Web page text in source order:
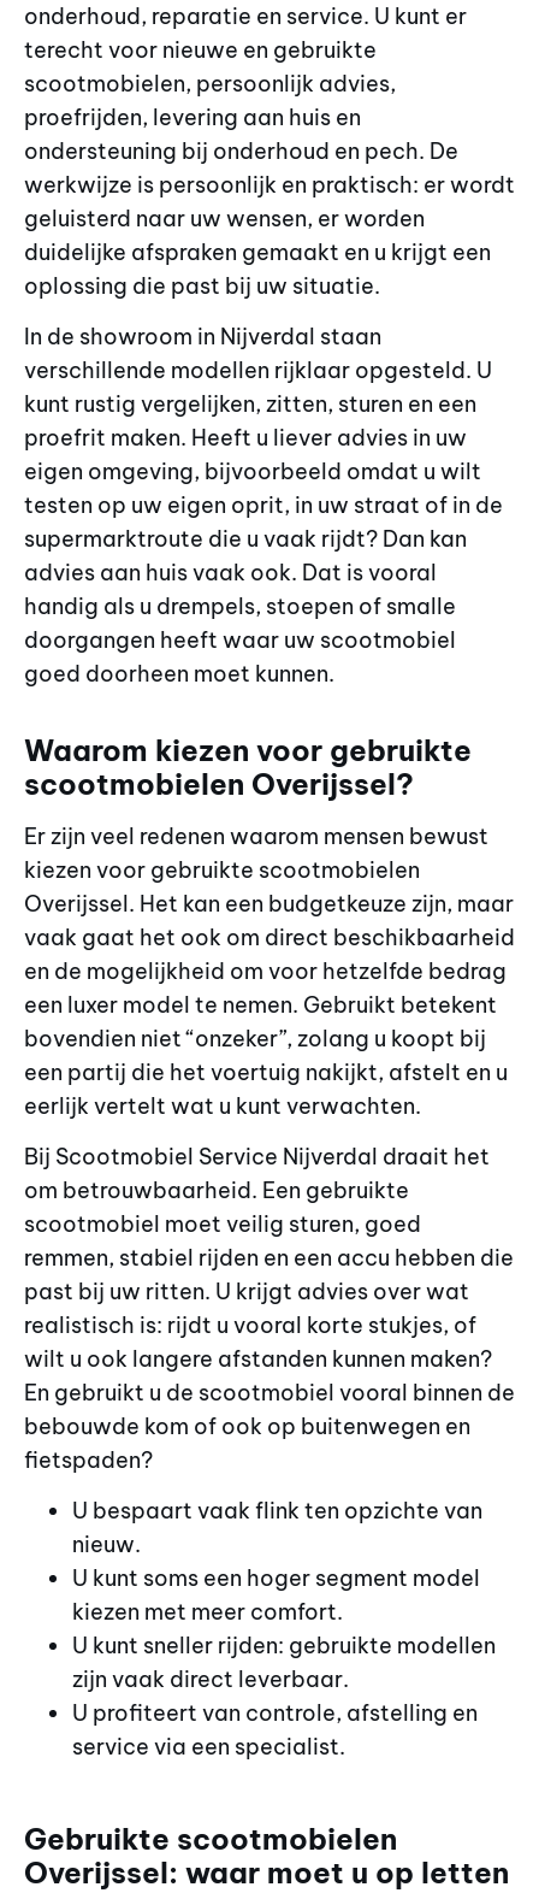
onderhoud, reparatie en service. U kunt er
terecht voor nieuwe en gebruikte
scootmobielen, persoonlijk advies,
proefrijden, levering aan huis en
ondersteuning bij onderhoud en pech. De
werkwijze is persoonlijk en praktisch: er wordt
geluisterd naar uw wensen, er worden
duidelijke afspraken gemaakt en u krijgt een
oplossing die past bij uw situatie.
In de showroom in Nijverdal staan
verschillende modellen rijklaar opgesteld. U
kunt rustig vergelijken, zitten, sturen en een
proefrit maken. Heeft u liever advies in uw
eigen omgeving, bijvoorbeeld omdat u wilt
testen op uw eigen oprit, in uw straat of in de
supermarktroute die u vaak rijdt? Dan kan
advies aan huis vaak ook. Dat is vooral
handig als u drempels, stoepen of smalle
doorgangen heeft waar uw scootmobiel
goed doorheen moet kunnen.
Waarom kiezen voor gebruikte
scootmobielen Overijssel?
Er zijn veel redenen waarom mensen bewust
kiezen voor gebruikte scootmobielen
Overijssel. Het kan een budgetkeuze zijn, maar
vaak gaat het ook om direct beschikbaarheid
en de mogelijkheid om voor hetzelfde bedrag
een luxer model te nemen. Gebruikt betekent
bovendien niet “onzeker”, zolang u koopt bij
een partij die het voertuig nakijkt, afstelt en u
eerlijk vertelt wat u kunt verwachten.
Bij Scootmobiel Service Nijverdal draait het
om betrouwbaarheid. Een gebruikte
scootmobiel moet veilig sturen, goed
remmen, stabiel rijden en een accu hebben die
past bij uw ritten. U krijgt advies over wat
realistisch is: rijdt u vooral korte stukjes, of
wilt u ook langere afstanden kunnen maken?
En gebruikt u de scootmobiel vooral binnen de
bebouwde kom of ook op buitenwegen en
fietspaden?
U bespaart vaak flink ten opzichte van
nieuw.
U kunt soms een hoger segment model
kiezen met meer comfort.
U kunt sneller rijden: gebruikte modellen
zijn vaak direct leverbaar.
U profiteert van controle, afstelling en
service via een specialist.
Gebruikte scootmobielen
Overijssel: waar moet u op letten